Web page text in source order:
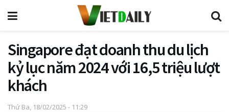
Singapore đạt doanh thu du lịch
kỷ lục năm 2024 với 16,5 triệu lượt
khách
Thứ Ba, 18/02/2025 - 11:29